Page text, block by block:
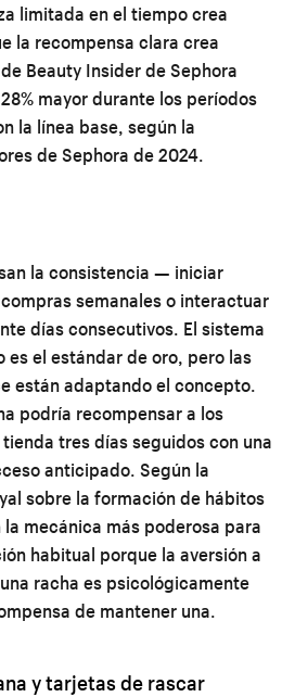
limitada en el tiempo crea
la recompensa clara crea
Beauty Insider de Sephora
mayor durante los períodos
la línea base, según la
de Sephora de 2024.
la consistencia — iniciar
semanales o interactuar
días consecutivos. El sistema
es el estándar de oro, pero las
están adaptando el concepto.
podría recompensar a los
tres días seguidos con una
anticipado. Según la
sobre la formación de hábitos
mecánica más poderosa para
habitual porque la aversión a
racha es psicológicamente
de mantener una.
y tarjetas de rascar